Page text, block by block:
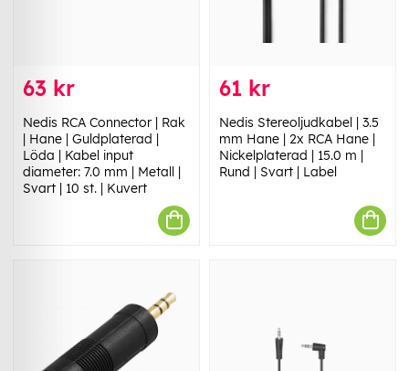
63 kr
Nedis RCA Connector | Rak
| Hane | Guldplaterad |
Löda | Kabel input
diameter: 7.0 mm | Metall |
Svart | 10 st. | Kuvert
61 kr
Nedis Stereoljudkabel | 3.5
mm Hane | 2x RCA Hane |
Nickelplaterad | 15.0 m |
Rund | Svart | Label